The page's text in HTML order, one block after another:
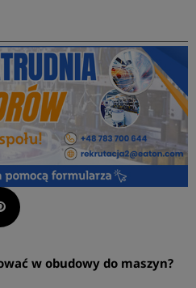
Pinterest
w obudowy do maszyn?